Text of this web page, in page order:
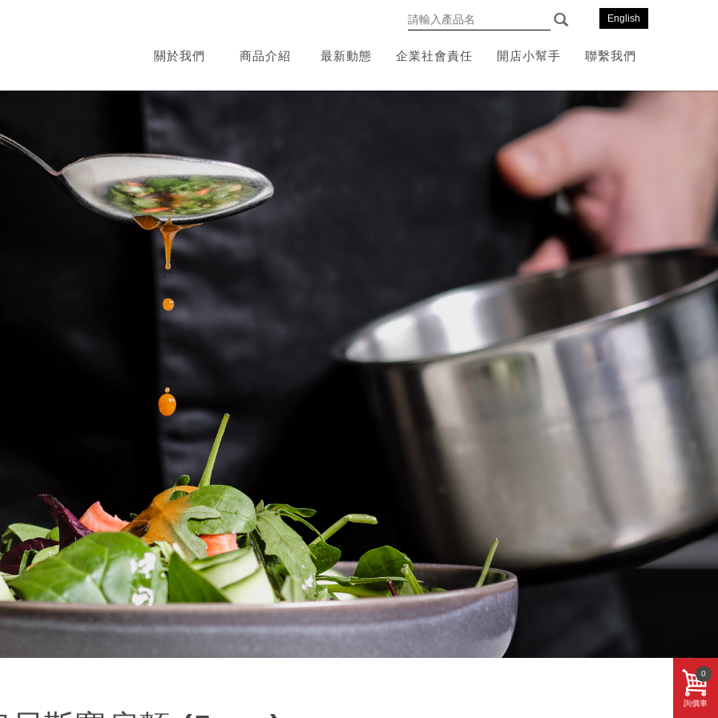
關於我們 商品介紹 最新動態 企業社會責任 開店小幫手 聯繫我們
English
詢價車
0